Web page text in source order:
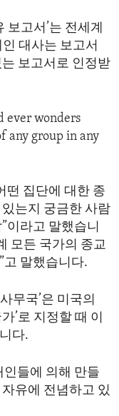
고서’는 전세계
대사는 보고서
보고서로 인정받
ever wonders
any group in any
떤 집단에 대한 종
는지 궁금한 사람
이라고 말했습니
모든 국가의 종교
고 말했습니다.
무국’은 미국의
’로 지정할 때 이
다.
인들에 의해 만들
유에 전념하고 있